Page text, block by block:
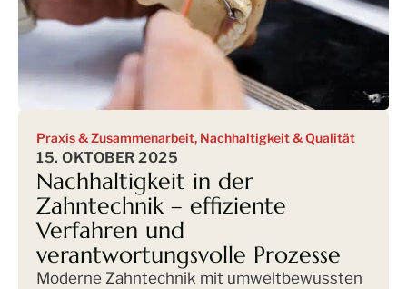
Praxis & Zusammenarbeit, Nachhaltigkeit & Qualität
15. OKTOBER 2025
Nachhaltigkeit in der
Zahntechnik – effiziente
Verfahren und
verantwortungsvolle Prozesse
Moderne Zahntechnik mit umweltbewussten